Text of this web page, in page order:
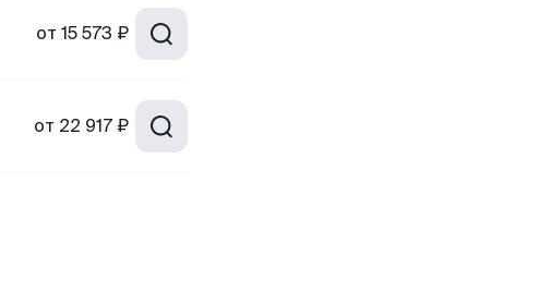
от 15 573 ₽
от 22 917 ₽